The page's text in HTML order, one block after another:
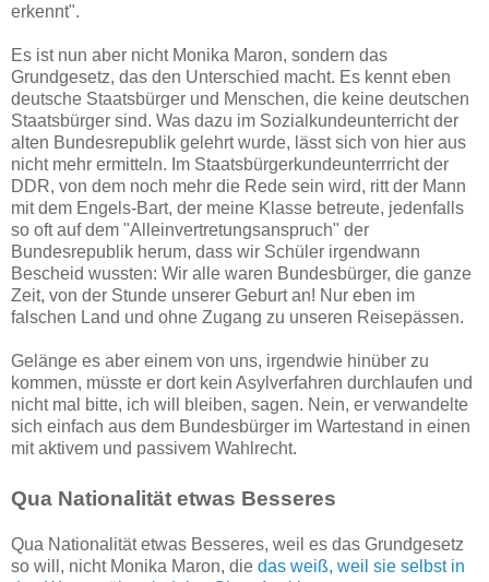
erkennt".
Es ist nun aber nicht Monika Maron, sondern das
Grundgesetz, das den Unterschied macht. Es kennt eben
deutsche Staatsbürger und Menschen, die keine deutschen
Staatsbürger sind. Was dazu im Sozialkundeunterricht der
alten Bundesrepublik gelehrt wurde, lässt sich von hier aus
nicht mehr ermitteln. Im Staatsbürgerkundeunterrricht der
DDR, von dem noch mehr die Rede sein wird, ritt der Mann
mit dem Engels-Bart, der meine Klasse betreute, jedenfalls
so oft auf dem "Alleinvertretungsanspruch" der
Bundesrepublik herum, dass wir Schüler irgendwann
Bescheid wussten: Wir alle waren Bundesbürger, die ganze
Zeit, von der Stunde unserer Geburt an! Nur eben im
falschen Land und ohne Zugang zu unseren Reisepässen.
Gelänge es aber einem von uns, irgendwie hinüber zu
kommen, müsste er dort kein Asylverfahren durchlaufen und
nicht mal bitte, ich will bleiben, sagen. Nein, er verwandelte
sich einfach aus dem Bundesbürger im Wartestand in einen
mit aktivem und passivem Wahlrecht.
Qua Nationalität etwas Besseres
Qua Nationalität etwas Besseres, weil es das Grundgesetz
so will, nicht Monika Maron, die das weiß, weil sie selbst in